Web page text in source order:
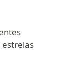
estrelas